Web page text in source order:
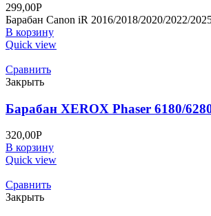
299,00Р
Барабан Canon iR 2016/2018/2020/2022/
В корзину
Quick view
Сравнить
Закрыть
Барабан XEROX Phaser 6180/
320,00Р
В корзину
Quick view
Сравнить
Закрыть